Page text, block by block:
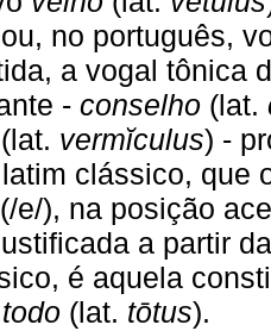
no português,
a vogal tônica
- conselho (lat.
(lat. vermĭculus) -
clássico, que
e/), na posição
a partir
é aquela
todo (lat. tōtus).